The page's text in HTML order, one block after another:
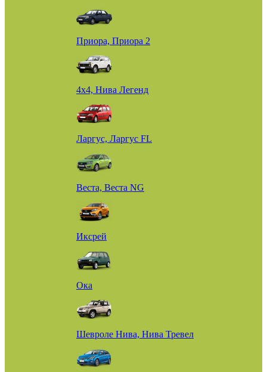
Приора, Приора 2
4х4, Нива Легенд
Ларгус, Ларгус FL
Веста, Веста NG
Иксрей
Ока
Шевроле Нива, Нива Тревел